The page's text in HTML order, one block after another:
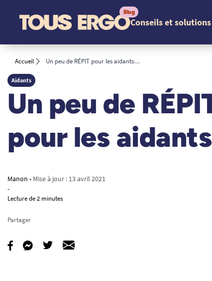
Conseils et solutions
Accueil Un peu de RÉPIT pour les aidants…
Aidants
Un peu de
pour les
Manon • Mise à jour : 13 avril 2021
-
Lecture de 2 minutes
Partager